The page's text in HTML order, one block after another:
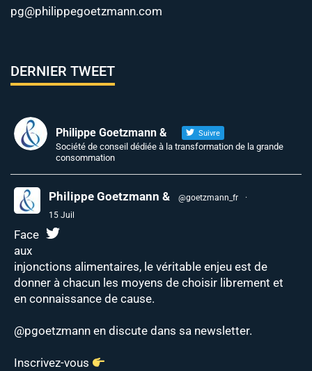
pg@philippegoetzmann.com
DERNIER TWEET
Philippe Goetzmann & Suivre
Société de conseil dédiée à la transformation de la grande
consommation
Philippe Goetzmann & @goetzmann_fr
·
15 Juil
Face
aux
injonctions alimentaires, le véritable enjeu est de
donner à chacun les moyens de choisir librement et
en connaissance de cause.
@pgoetzmann en discute dans sa newsletter.
Inscrivez-vous